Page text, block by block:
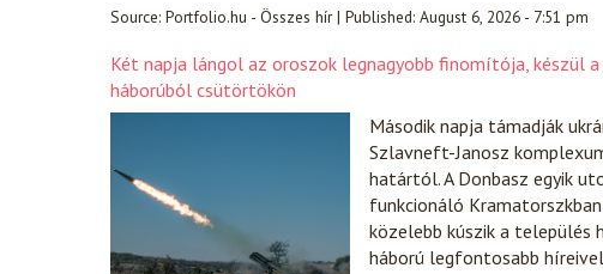
Source: Portfolio.hu - Összes hír| Published: August 6, 2026 - 7:51 pm
Két napja lángol az oroszok legnagyobb finomítója, készül
háborúból csütörtökön
Második napja támadják
Szlavneft-Janosz
határtól. A Donbasz egyik
funkcionáló
közelebb kúszik a település
háború legfontosabb